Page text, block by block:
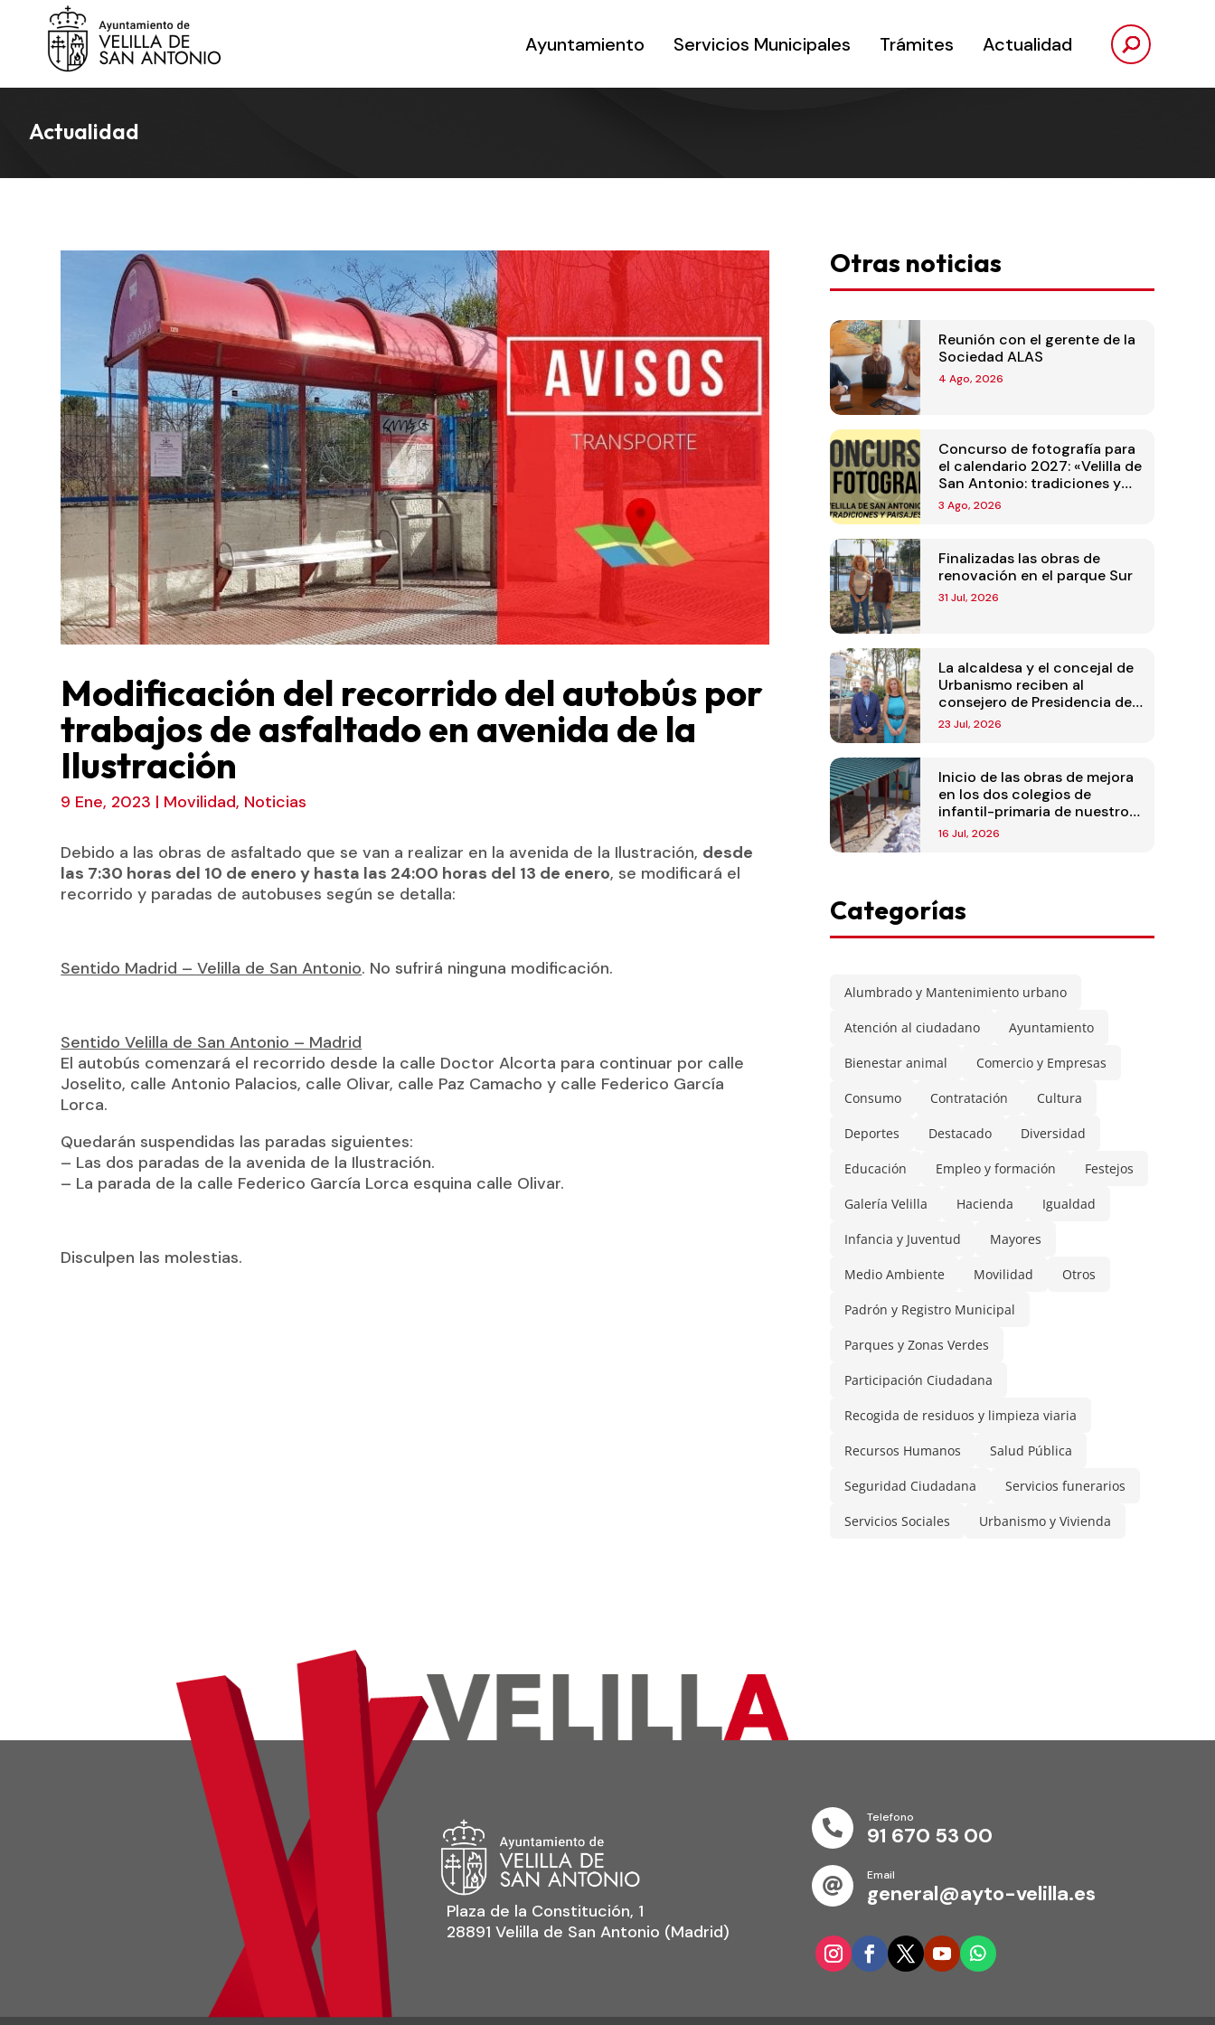
Ayuntamiento Servicios Municipales Trámites Actualidad
Actualidad
Modificación del recorrido del autobús por
trabajos de asfaltado en avenida de la
Ilustración
9 Ene, 2023 | Movilidad, Noticias
Debido a las obras de asfaltado que se van a realizar en la avenida de la Ilustración, desde
las 7:30 horas del 10 de enero y hasta las 24:00 horas del 13 de enero, se modificará el
recorrido y paradas de autobuses según se detalla:
Sentido Madrid – Velilla de San Antonio. No sufrirá ninguna modificación.
Sentido Velilla de San Antonio – Madrid
El autobús comenzará el recorrido desde la calle Doctor Alcorta para continuar por calle
Joselito, calle Antonio Palacios, calle Olivar, calle Paz Camacho y calle Federico García
Lorca.
Quedarán suspendidas las paradas siguientes:
– Las dos paradas de la avenida de la Ilustración.
– La parada de la calle Federico García Lorca esquina calle Olivar.
Disculpen las molestias.
Otras noticias
Reunión con el gerente de la
Sociedad ALAS
4 Ago, 2026
Concurso de fotografía para
el calendario 2027: «Velilla de
San Antonio: tradiciones y
paisajes»
3 Ago, 2026
Finalizadas las obras de
renovación en el parque Sur
31 Jul, 2026
La alcaldesa y el concejal de
Urbanismo reciben al
consejero de Presidencia de
la Comunidad de Madrid
23 Jul, 2026
Inicio de las obras de mejora
en los dos colegios de
infantil-primaria de nuestro
municipio
16 Jul, 2026
Categorías
Alumbrado y Mantenimiento urbano
Atención al ciudadano Ayuntamiento
Bienestar animal Comercio y Empresas
Consumo Contratación Cultura
Deportes Destacado Diversidad
Educación Empleo y formación Festejos
Galería Velilla Hacienda Igualdad
Infancia y Juventud Mayores
Medio Ambiente Movilidad Otros
Padrón y Registro Municipal
Parques y Zonas Verdes
Participación Ciudadana
Recogida de residuos y limpieza viaria
Recursos Humanos Salud Pública
Seguridad Ciudadana Servicios funerarios
Servicios Sociales Urbanismo y Vivienda
Plaza de la Constitución, 1
28891 Velilla de San Antonio (Madrid)

Telefono
91 670 53 00

Email
general@ayto-velilla.es